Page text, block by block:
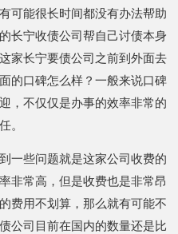
可能很长时间都没有办法帮助
长宁收债公司帮自己讨债本身
家长宁要债公司之前到外面去
的口碑怎么样？一般来说口碑
，不仅仅是办事的效率非常的
。
一些问题就是这家公司收费的
非常高，但是收费也是非常昂
费用不划算，那么就有可能不
公司目前在国内的数量还是比